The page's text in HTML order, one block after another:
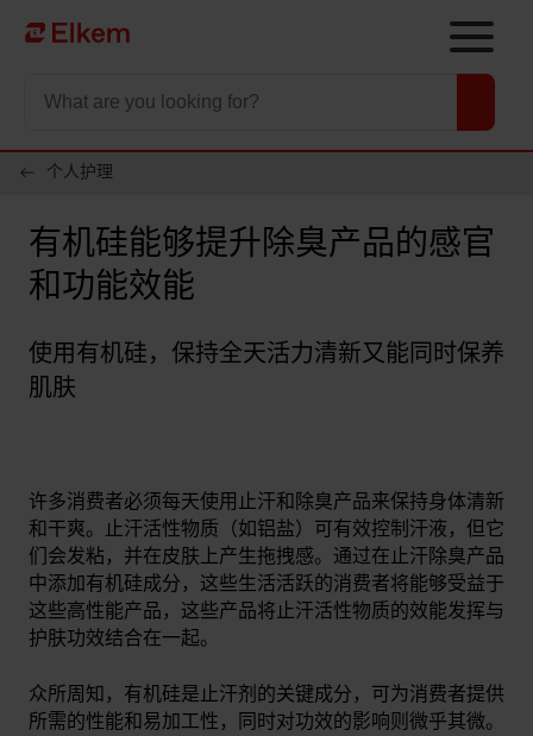
Skip to main content
To start page
个人护理
有机硅能够提升除臭产品的感官
和功能效能
使用有机硅，保持全天活力清新又能同时保养
肌肤
许多消费者必须每天使用止汗和除臭产品来保持身体清新
和干爽。止汗活性物质（如铝盐）可有效控制汗液，但它
们会发粘，并在皮肤上产生拖拽感。通过在止汗除臭产品
中添加有机硅成分，这些生活活跃的消费者将能够受益于
这些高性能产品，这些产品将止汗活性物质的效能发挥与
护肤功效结合在一起。
众所周知，有机硅是止汗剂的关键成分，可为消费者提供
所需的性能和易加工性，同时对功效的影响则微乎其微。